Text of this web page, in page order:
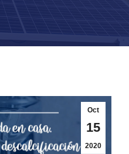
Oct
15
2020